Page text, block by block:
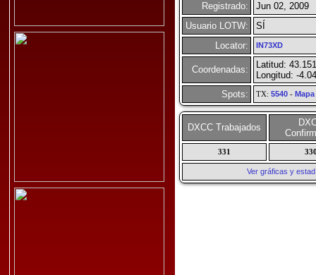
Registrado:
Jun 02, 2009
Usuario LOTW:
SÍ
Locator:
IN73XD
Coordenadas:
Latitud:
Longitud: -
Spots:
TX: 5540- Mapa
DXCC Trabajados
331
Ver gráficas y